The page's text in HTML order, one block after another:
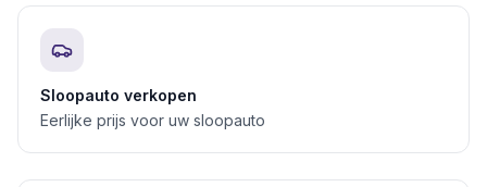
Sloopauto verkopen
Eerlijke prijs voor uw sloopauto